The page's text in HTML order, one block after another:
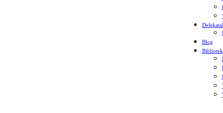
Blog
Bibliotek